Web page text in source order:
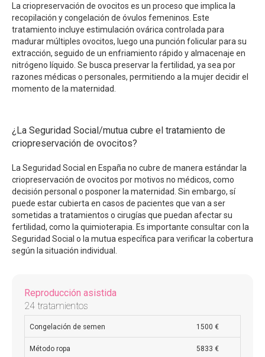
La criopreservación de ovocitos es un proceso que implica la
recopilación y congelación de óvulos femeninos. Este
tratamiento incluye estimulación ovárica controlada para
madurar múltiples ovocitos, luego una punción folicular para su
extracción, seguido de un enfriamiento rápido y almacenaje en
nitrógeno líquido. Se busca preservar la fertilidad, ya sea por
razones médicas o personales, permitiendo a la mujer decidir el
momento de la maternidad.
¿La Seguridad Social/mutua cubre el tratamiento de
criopreservación de ovocitos?
La Seguridad Social en España no cubre de manera estándar la
criopreservación de ovocitos por motivos no médicos, como
decisión personal o posponer la maternidad. Sin embargo, sí
puede estar cubierta en casos de pacientes que van a ser
sometidas a tratamientos o cirugías que puedan afectar su
fertilidad, como la quimioterapia. Es importante consultar con la
Seguridad Social o la mutua específica para verificar la cobertura
según la situación individual.
Reproducción asistida
24 tratamientos
Congelación de semen 1500 €
Método ropa 5833 €